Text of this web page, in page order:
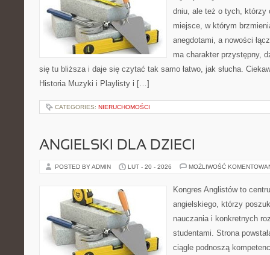
dniu, ale też o tych, którzy
miejsce, w którym
anegdotami, a nowości
ma charakter przystępny,
się tu bliższa i daje się czytać tak samo łatwo, jak słucha.
Historia Muzyki i Playlisty i […]
CATEGORIES: NIERUCHOMOŚCI
ANGIELSKI DLA DZIECI
POSTED BY ADMIN LUT - 20 - 2026 MOŻLIWOŚĆ
Kongres Anglistów to
angielskiego, którzy
nauczania i konkretnych
studentami. Strona
ciągle podnoszą